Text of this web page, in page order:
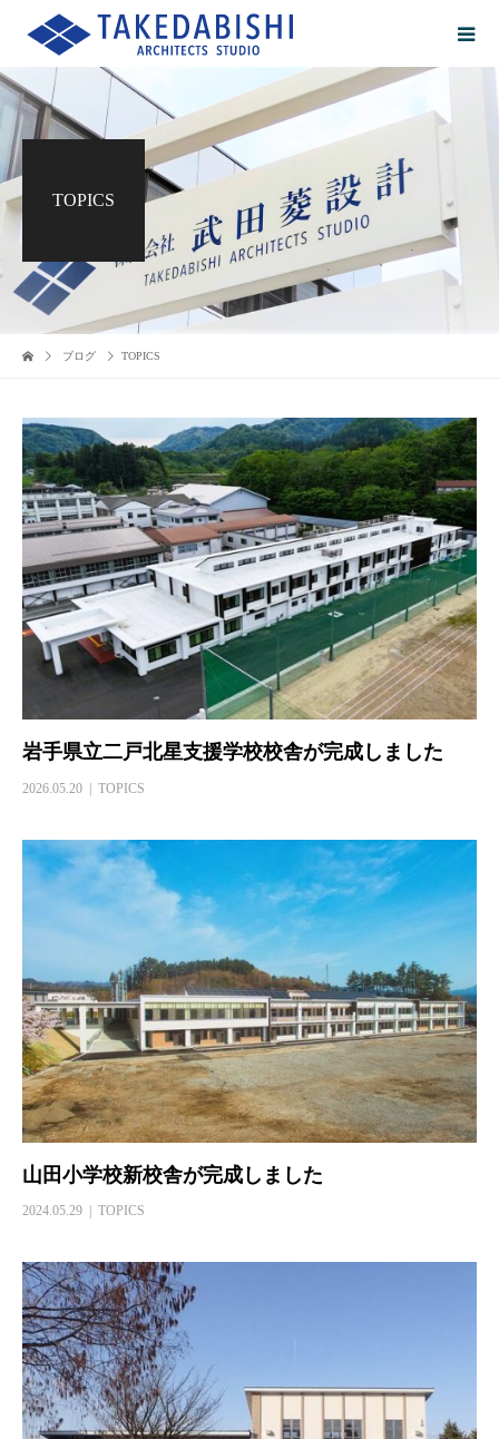
TOPICS
ブログ TOPICS
岩手県立二戸北星支援学校校舎が完成しました
2026.05.20 TOPICS
山田小学校新校舎が完成しました
2024.05.29 TOPICS